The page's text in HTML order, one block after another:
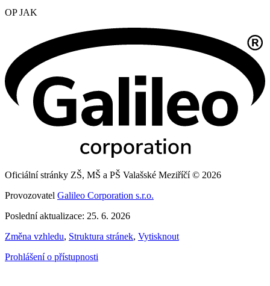
OP JAK
Oficiální stránky ZŠ, MŠ a PŠ Valašské Meziříčí © 2026
Provozovatel Galileo Corporation s.r.o.
Poslední aktualizace: 25. 6. 2026
Změna vzhledu, Struktura stránek, Vytisknout
Prohlášení o přístupnosti